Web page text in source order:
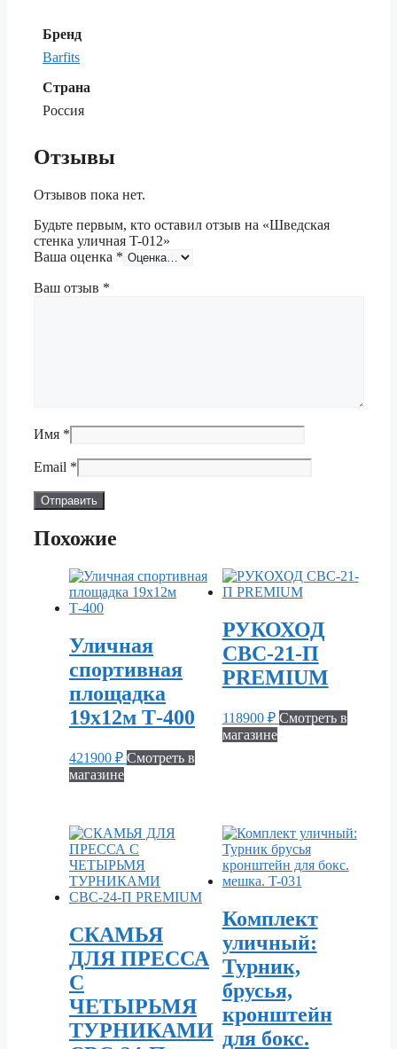
Бренд
Barfits
Страна
Россия
Отзывы
Отзывов пока нет.
Будьте первым, кто оставил отзыв на «Шведская
стенка уличная T-012»
Ваша оценка *
Ваш отзыв *
Имя *
Email *
Похожие
Уличная
спортивная
площадка
19х12м Т-400
421900 ₽ Смотреть в
магазине
РУКОХОД
СВС-21-П
PREMIUM
118900 ₽ Смотреть в
магазине
СКАМЬЯ
ДЛЯ ПРЕССА
С
ЧЕТЫРЬМЯ
ТУРНИКАМИ
Комплект
уличный:
Турник,
брусья,
кронштейн
для бокс.